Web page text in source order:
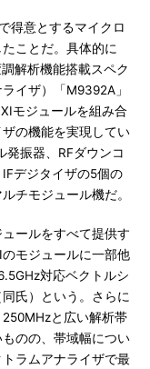
得意とするマイクロ
ことだ。具体的に
解析機能搭載スペク
イザ）「M9392A」
モジュールを組み合
の機能を実現してい
発振器、RFダウンコ
デジタイザの5個の
チモジュール機だ。
ールをすべて提供す
モジュールに一部他
対応ベクトルシ
氏）という。さらに
と広い解析帯
のの、帯域幅につい
ラムアナライザで最